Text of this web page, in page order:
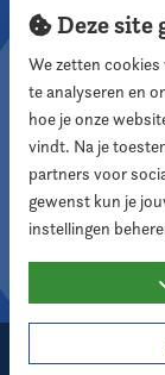
Aanmelden
Volg ons
2026
Deze site
We zetten
te analyseren en
hoe je onze
vindt. Na je
partners voor
gewenst kun je
instellingen